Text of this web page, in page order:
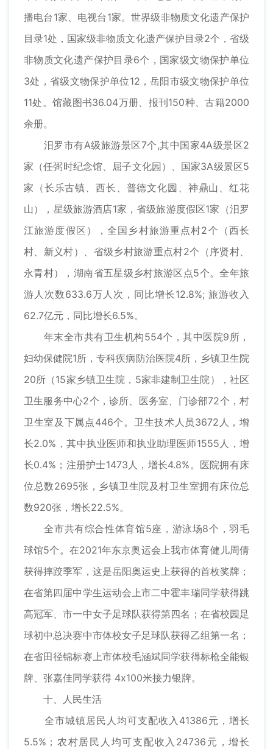
播电台1家、电视台1家。世界级非物质文化遗产保护
目录1处，国家级非物质文化遗产保护目录2个，省级
非物质文化遗产保护目录6个，国家级文物保护单位
3处，省级文物保护单位12，岳阳市级文物保护单位
11处。馆藏图书36.04万册、报刊150种、古籍2000
余册。
汨罗市有A级旅游景区7个,其中国家4A级景区2
家（任弼时纪念馆、屈子文化园）、国家3A级景区5
家（长乐古镇、西长、普德文化园、神鼎山、红花
山），星级旅游酒店1家，省级旅游度假区1家（汨罗
江旅游度假区），全国乡村旅游重点村2个（西长
村、新义村）、省级乡村旅游重点村2个（序贤村、
永青村），湖南省五星级乡村旅游区点5个。全年旅
游人次数633.6万人次，同比增长12.8%; 旅游收入
62.7亿元，同比增长6.5%。
年末全市共有卫生机构554个，其中医院9所，
妇幼保健院1所，专科疾病防治医院4所，乡镇卫生院
20所（15家乡镇卫生院，5家非建制卫生院），社区
卫生服务中心2个，诊所、医务室、门诊部72个，村
卫生室及下属点446个。卫生技术人员3672人，增
长2.0%，其中执业医师和执业助理医师1555人，增
长0.4%；注册护士1473人，增长4.8%。医院拥有床
位总数2695张，乡镇卫生院及村卫生室拥有床位总
数920张，增长22.5%。
全市共有综合性体育馆5座，游泳场8个，羽毛
球馆5个。在2021年东京奥运会上我市体育健儿周倩
获得摔跤季军，这是岳阳奥运史上获得的首枚奖牌；
在省第四届中学生运动会上市二中霍丰瑞同学获得跳
高冠军、市一中女子足球队获得第四名；在省校园足
球初中总决赛中市体校女子足球队获得乙组第一名；
在省田径锦标赛上市体校毛涵斌同学获得标枪全能银
牌、张嘉佳同学获得 4x100米接力银牌。
十、人民生活
全市城镇居民人均可支配收入41386元，增长
5.5%；农村居民人均可支配收入24736元，增长